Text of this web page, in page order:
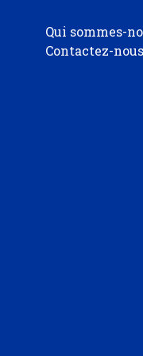
Qui sommes-
Contactez-nous